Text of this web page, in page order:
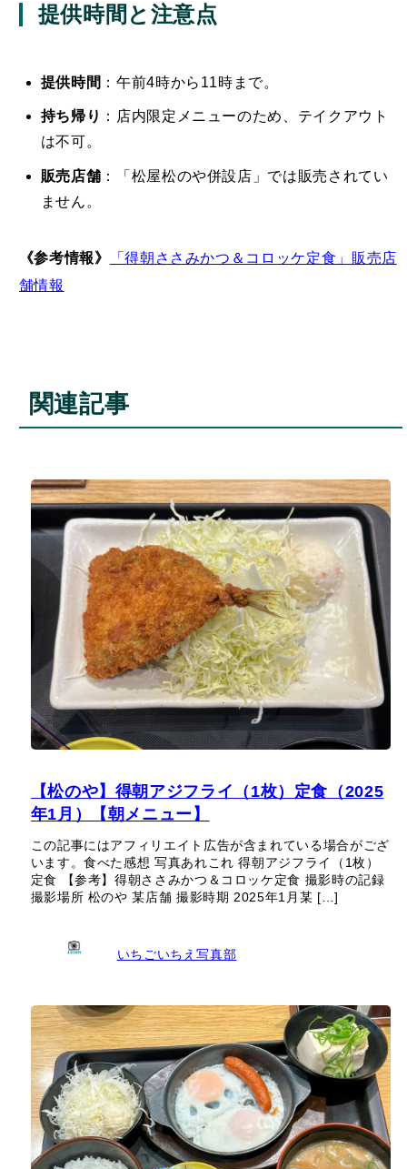
提供時間と注意点
提供時間 ：午前4時から11時まで。
持ち帰り ：店内限定メニューのため、テイクアウト
は不可。
販売店舗 ：「松屋松のや併設店」では販売されてい
ません。
《参考情報》
「得朝ささみかつ＆コロッケ定食」販売店
舗情報
関連記事
【松のや】得朝アジフライ（1枚）定食（2025
年1月）【朝メニュー】
この記事にはアフィリエイト広告が含まれている場合がござ
います。食べた感想 写真あれこれ 得朝アジフライ（1枚）
定食 【参考】得朝ささみかつ＆コロッケ定食 撮影時の記録
撮影場所 松のや 某店舗 撮影時期 2025年1月某 […]
いちごいちえ写真部